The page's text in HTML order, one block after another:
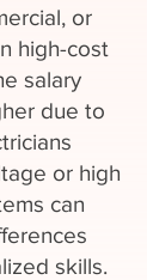
or
high-cost
salary
due to
or high
can
skills.